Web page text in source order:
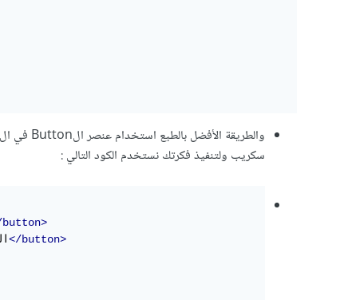
سكريب ولتنفيذ فكرتك نستخدم الكود التالي:
</button>